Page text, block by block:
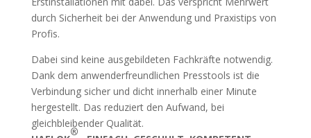
durch Sicherheit bei der Anwendung und Praxistips von
Profis.
Dabei sind keine ausgebildeten Fachkräfte notwendig.
Dank dem anwenderfreundlichen Presstools ist die
Verbindung sicher und dicht innerhalb einer Minute
hergestellt. Das reduziert den Aufwand, bei
gleichbleibender Qualität.
®